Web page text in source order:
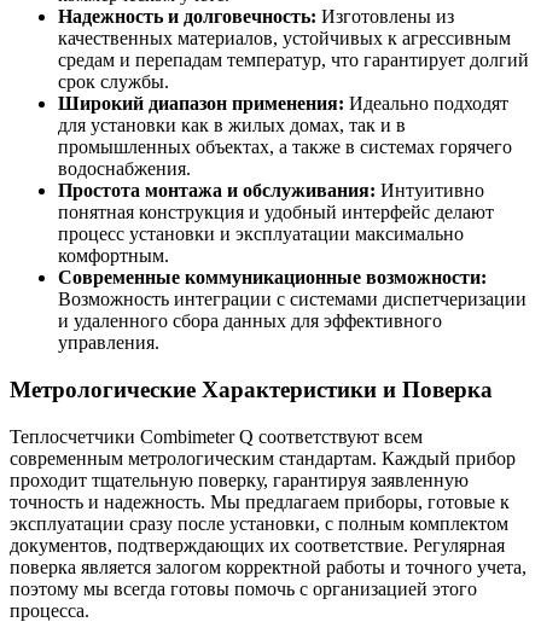
Надежность и долговечность: Изготовлены из
качественных материалов, устойчивых к агрессивным
средам и перепадам температур, что гарантирует долгий
срок службы.
Широкий диапазон применения: Идеально подходят
для установки как в жилых домах, так и в
промышленных объектах, а также в системах горячего
водоснабжения.
Простота монтажа и обслуживания: Интуитивно
понятная конструкция и удобный интерфейс делают
процесс установки и эксплуатации максимально
комфортным.
Современные коммуникационные возможности:
Возможность интеграции с системами диспетчеризации
и удаленного сбора данных для эффективного
управления.
Метрологические Характеристики и Поверка
Теплосчетчики Combimeter Q соответствуют всем
современным метрологическим стандартам. Каждый прибор
проходит тщательную поверку, гарантируя заявленную
точность и надежность. Мы предлагаем приборы, готовые к
эксплуатации сразу после установки, с полным комплектом
документов, подтверждающих их соответствие. Регулярная
поверка является залогом корректной работы и точного учета,
поэтому мы всегда готовы помочь с организацией этого
процесса.